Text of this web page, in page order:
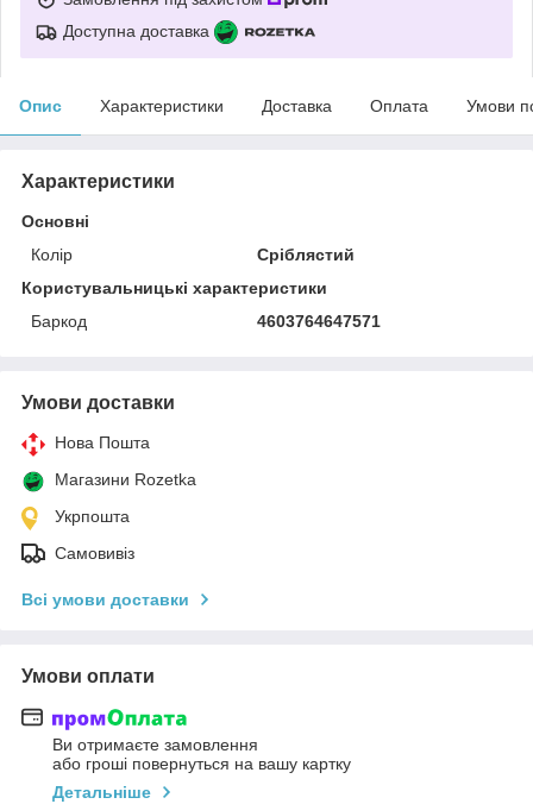
Доступна доставка
Опис Характеристики Доставка Оплата Умови
Характеристики
Основні
Колір
Сріблястий
Користувальницькі характеристики
Баркод
4603764647571
Умови доставки
Нова Пошта
Магазини Rozetka
Укрпошта
Самовивіз
Всі умови доставки
Умови оплати
Ви отримаєте замовлення
або гроші повернуться на вашу картку
Детальніше